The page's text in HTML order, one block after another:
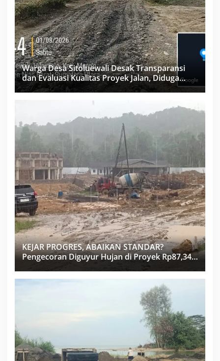
Warga Desa Sitoluewali Desak Transparansi
dan Evaluasi Kualitas Proyek Jalan, Diduga
Minim Informasi
KEJAR PROGRES, ABAIKAN STANDAR?
Pengecoran Diguyur Hujan di Proyek Rp87,34
Miliar Sukma Nias, Konsultan, Pengawas dan
PPK Bungkam